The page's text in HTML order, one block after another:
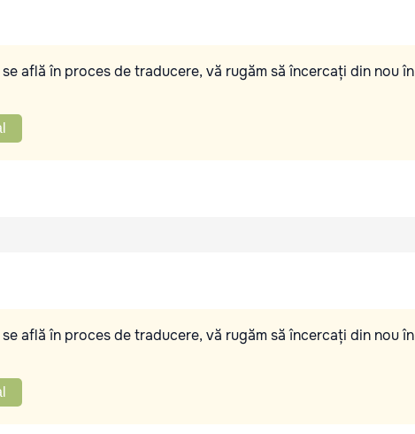
află în proces de traducere, vă rugăm să încercați din nou în
află în proces de traducere, vă rugăm să încercați din nou în